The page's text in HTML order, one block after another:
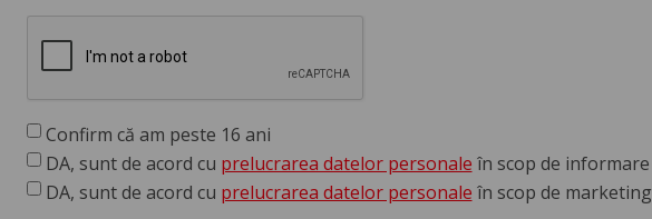
Confirm că am peste 16 ani
DA, sunt de acord cu prelucrarea datelor personale în scop de informare
DA, sunt de acord cu prelucrarea datelor personale în scop de marketing